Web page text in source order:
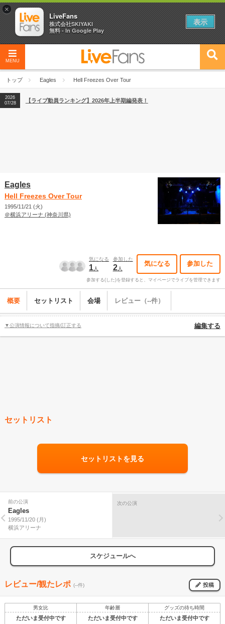
MENU
トップ Eagles Hell Freezes Over Tour
04/27
【フェス特集2026】フェス情報はここから！
2026
07/28
2026
【フェス特集2026】フェス情報はここから！
2026
07/28
【ライブ動員ランキング】2026年上半期編発表！
Eagles
Hell Freezes Over Tour
1995/11/21 (火)
＠横浜アリーナ (神奈川県)
気になる
1人
参加した
2人
気になる 参加した
参加する(した)を登録すると、マイページでライブを管理できます
概要 セットリスト 会場 レビュー（--件）
▼公演情報について指摘/訂正する 編集する
セットリスト
セットリストを見る
前の公演
Eagles
1995/11/20 (月)
横浜アリーナ
次の公演
スケジュールへ
レビュー/観たレポ (--件) 投稿
男女比 年齢層 グッズの待ち時間
ただいま受付中です ただいま受付中です ただいま受付中です
×
LiveFans
株式会社SKIYAKI
無料 - In Google Play
表示